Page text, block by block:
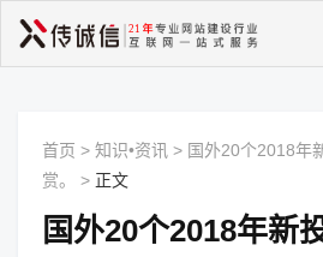
首页 > 知识•资讯 > 国外20个2018年
赏。
> 正文
国外20个2018年新